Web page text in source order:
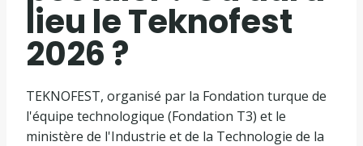
lieu le Teknofest
2026 ?
TEKNOFEST, organisé par la Fondation turque de
l'équipe technologique (Fondation T3) et le
ministère de l'Industrie et de la Technologie de la